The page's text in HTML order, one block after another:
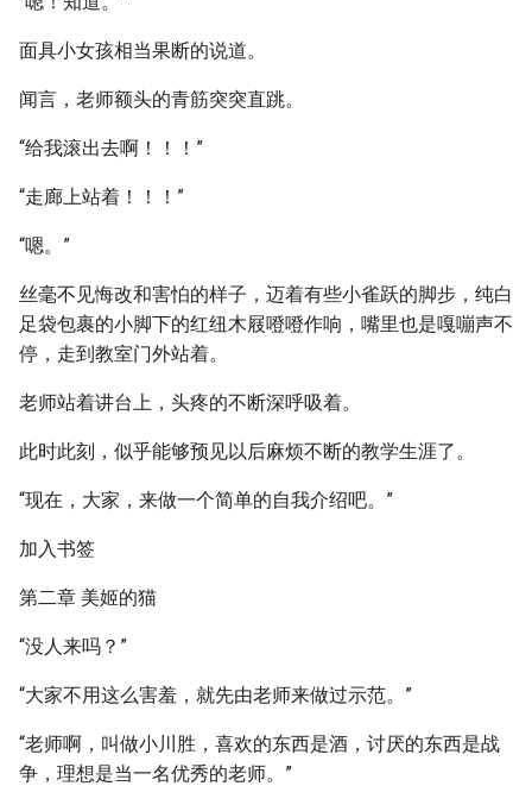
面具小女孩相当果断的说道。
闻言，老师额头的青筋突突直跳。
“给我滚出去啊！！！”
“走廊上站着！！！”
“嗯。”
丝毫不见悔改和害怕的样子，迈着有些小雀跃的脚步，纯白
足袋包裹的小脚下的红纽木屐噔噔作响，嘴里也是嘎嘣声不
停，走到教室门外站着。
老师站着讲台上，头疼的不断深呼吸着。
此时此刻，似乎能够预见以后麻烦不断的教学生涯了。
“现在，大家，来做一个简单的自我介绍吧。”
加入书签
第二章 美姬的猫
“没人来吗？”
“大家不用这么害羞，就先由老师来做过示范。”
“老师啊，叫做小川胜，喜欢的东西是酒，讨厌的东西是战
争，理想是当一名优秀的老师。”